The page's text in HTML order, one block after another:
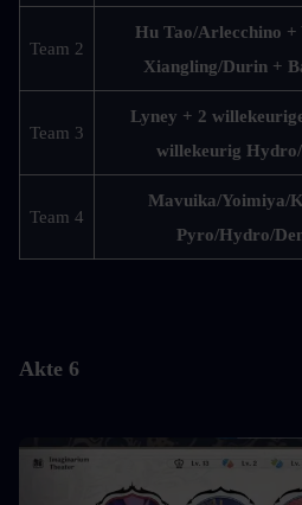
Team 2
Hu Tao/Arlecchino +
Xiangling/Durin +
Team 3
Lyney + 2
willekeurig
Team 4
Mavuika/Yoimiya/
Pyro/Hydro/
Akte 6